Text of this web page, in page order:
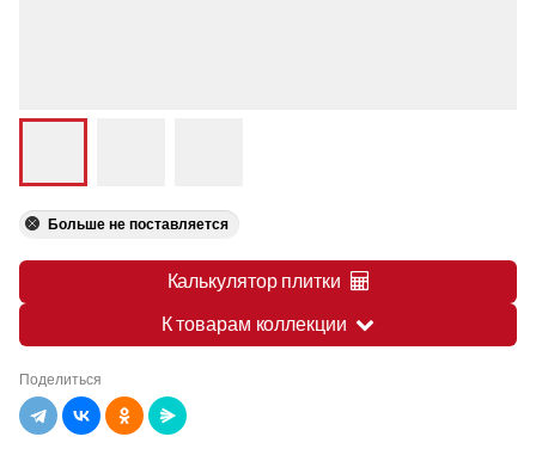
Больше не поставляется
Калькулятор плитки
К товарам коллекции
Поделиться